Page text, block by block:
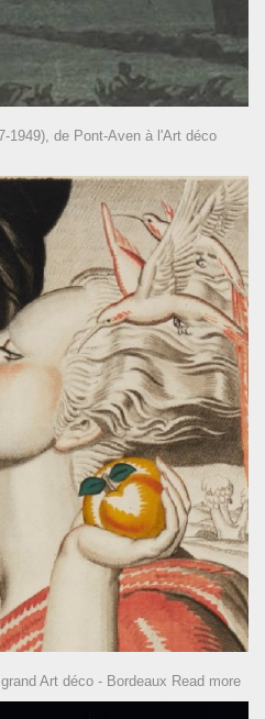
1949), de Pont-Aven à l'Art déco
Art déco - Bordeaux Read more